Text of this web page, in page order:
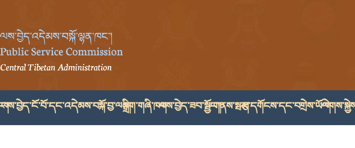
ལས་བྱེད་ངོ་བོ་དང་འདེམས་བསྐོ་བྱ་ལམ།སྒྲིག་གཞི་ཁགལས་བྱེད་ཟབ་སྦྱོང་།གནས་སྤར།རྩ་དགོངས་དང་བགྲེས་ཡོལ།